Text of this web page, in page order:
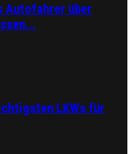
Autofahrer über
LKWs für